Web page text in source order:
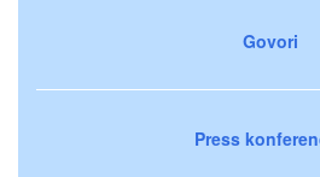
Govori
Press